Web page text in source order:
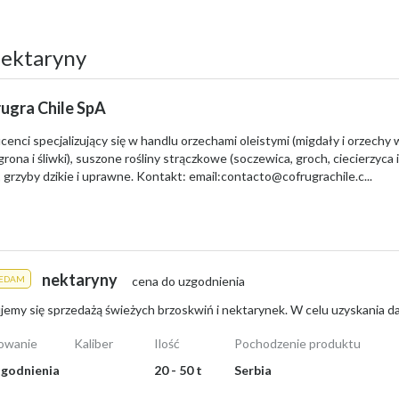
i zależą od formy zakupu - hurtowej lub detalicznej. Na giełdzie
w sklepach podczas okazji, aż po kilkanaście złotych w
Owoce są dojrzałe, sokowite i idealne na letnie przekąski oraz
do indywidualnych potrzeb.
Chile SpA
specjalizujący się w handlu orzechami oleistymi (migdały i orzechy
i śliwki), suszone rośliny strączkowe (soczewica, groch, ciecierzyca
grzyby dzikie i uprawne. Kontakt: email:contacto@cofrugrachile.c...
nektaryny cena do uzgodnienia
Kaliber
Ilość
20 - 50 t
Pochodzenie produktu
Serbia